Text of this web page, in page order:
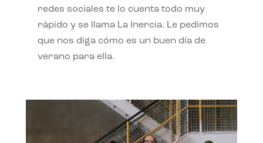
redes sociales te lo cuenta todo muy
rápido y se llama La Inercia. Le pedimos
que nos diga cómo es un buen día de
verano para ella.